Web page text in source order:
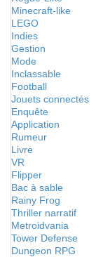
Minecraft-like
LEGO
Indies
Gestion
Mode
Inclassable
Football
Jouets connectés
Enquête
Application
Rumeur
Livre
VR
Flipper
Bac à sable
Rainy Frog
Thriller narratif
Metroidvania
Tower Defense
Dungeon RPG